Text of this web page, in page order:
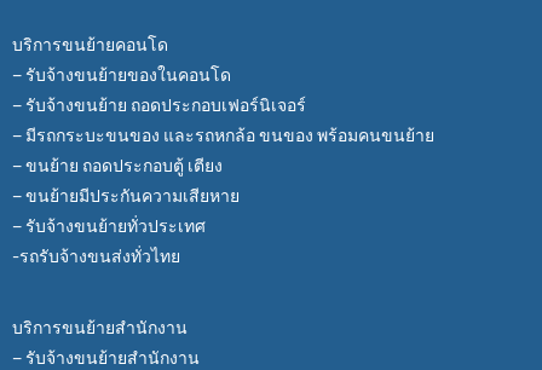
บริการขนย้ายคอนโด
– รับจ้างขนย้ายของในคอนโด
– รับจ้างขนย้าย ถอดประกอบเฟอร์นิเจอร์
– มีรถกระบะขนของ และรถหกล้อ ขนของ พร้อมคนขนย้าย
– ขนย้าย ถอดประกอบตู้ เตียง
– ขนย้ายมีประกันความเสียหาย
– รับจ้างขนย้ายทั่วประเทศ
-รถรับจ้างขนส่งทั่วไทย
บริการขนย้ายสำนักงาน
– รับจ้างขนย้ายสำนักงาน